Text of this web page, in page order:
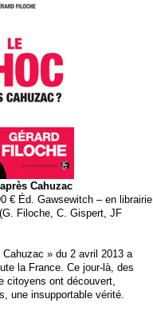
Cahuzac
€ Éd. Gawsewitch – en librairie
Filoche, C. Gispert, JF
Cahuzac » du 2 avril 2013 a
la France. Ce jour-là, des
citoyens ont découvert,
une insupportable vérité.